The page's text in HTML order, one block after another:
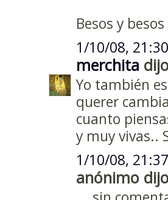
Besos y besos
1/10/08, 21:30
merchita
Yo también
querer
cuanto
y muy vivas..
1/10/08, 21:37
anónimo